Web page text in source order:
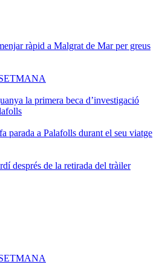
ràpid a Malgrat de Mar per greus
la primera beca d’investigació
parada a Palafolls durant el seu viatge
després de la retirada del tràiler